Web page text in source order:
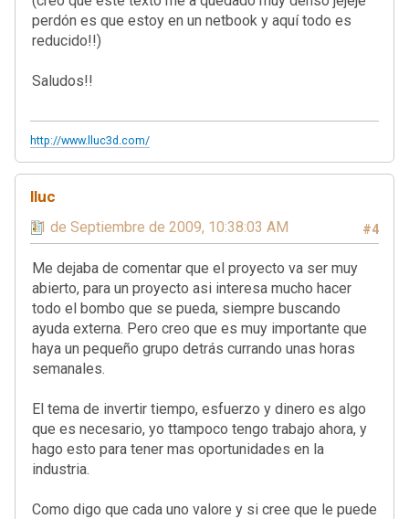
perdón es que estoy en un netbook y aquí todo es
reducido!!)
Saludos!!
http://www.lluc3d.com/
lluc
#4
11 de Septiembre de 2009, 10:38:03 AM
Me dejaba de comentar que el proyecto va ser muy
abierto, para un proyecto asi interesa mucho hacer
todo el bombo que se pueda, siempre buscando
ayuda externa. Pero creo que es muy importante que
haya un pequeño grupo detrás currando unas horas
semanales.
El tema de invertir tiempo, esfuerzo y dinero es algo
que es necesario, yo ttampoco tengo trabajo ahora, y
hago esto para tener mas oportunidades en la
industria.
Como digo que cada uno valore y si cree que le puede